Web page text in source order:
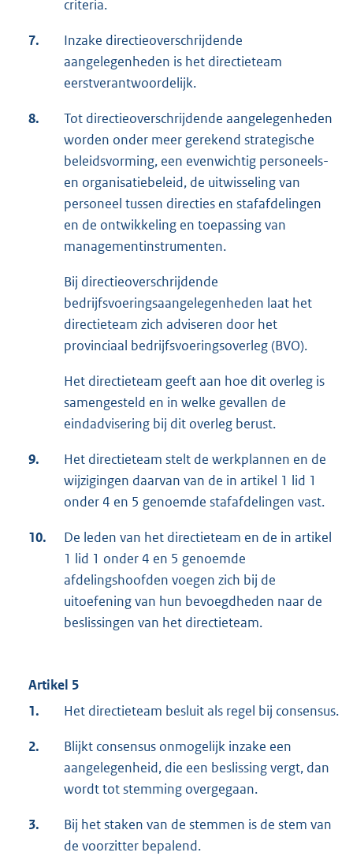
criteria.
7.
Inzake directieoverschrijdende
aangelegenheden is het directieteam
eerstverantwoordelijk.
8.
Tot directieoverschrijdende aangelegenheden
worden onder meer gerekend strategische
beleidsvorming, een evenwichtig personeels-
en organisatiebeleid, de uitwisseling van
personeel tussen directies en stafafdelingen
en de ontwikkeling en toepassing van
managementinstrumenten.
Bij directieoverschrijdende
bedrijfsvoeringsaangelegenheden laat het
directieteam zich adviseren door het
provinciaal bedrijfsvoeringsoverleg (BVO).
Het directieteam geeft aan hoe dit overleg is
samengesteld en in welke gevallen de
eindadvisering bij dit overleg berust.
9.
Het directieteam stelt de werkplannen en de
wijzigingen daarvan van de in artikel 1 lid 1
onder 4 en 5 genoemde stafafdelingen vast.
10.
De leden van het directieteam en de in artikel
1 lid 1 onder 4 en 5 genoemde
afdelingshoofden voegen zich bij de
uitoefening van hun bevoegdheden naar de
beslissingen van het directieteam.
Artikel 5
1.
Het directieteam besluit als regel bij consensus.
2.
Blijkt consensus onmogelijk inzake een
aangelegenheid, die een beslissing vergt, dan
wordt tot stemming overgegaan.
3.
Bij het staken van de stemmen is de stem van
de voorzitter bepalend.